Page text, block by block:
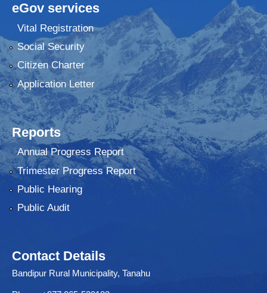
eGov services
Vital Registration
Social Security
Citizen Charter
Application Letter
Reports
Annual Progress Report
Trimester Progress Report
Public Hearing
Public Audit
Contact Details
Bandipur Rural Municipality, Tanahu